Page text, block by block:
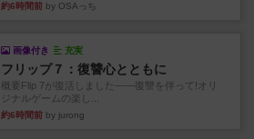
約6時間前 by OSAっち
画像付き 充実
フリップ７：復讐心とともに
概要Flip 7が復活しました――復讐を伴って!オリ
ジナルゲームの楽し...
約6時間前 by jurong